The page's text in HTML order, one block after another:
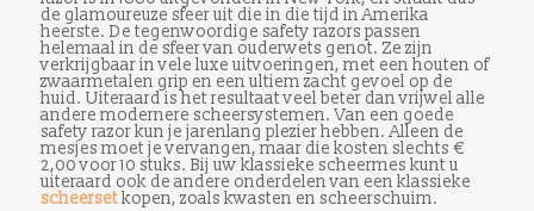
de glamoureuze sfeer uit die in die tijd in Amerika
heerste. De tegenwoordige safety razors passen
helemaal in de sfeer van ouderwets genot. Ze zijn
verkrijgbaar in vele luxe uitvoeringen, met een houten of
zwaarmetalen grip en een ultiem zacht gevoel op de
huid. Uiteraard is het resultaat veel beter dan vrijwel alle
andere modernere scheersystemen. Van een goede
safety razor kun je jarenlang plezier hebben. Alleen de
mesjes moet je vervangen, maar die kosten slechts €
2,00 voor 10 stuks. Bij uw klassieke scheermes kunt u
uiteraard ook de andere onderdelen van een klassieke
scheersetkopen, zoals kwasten en scheerschuim.